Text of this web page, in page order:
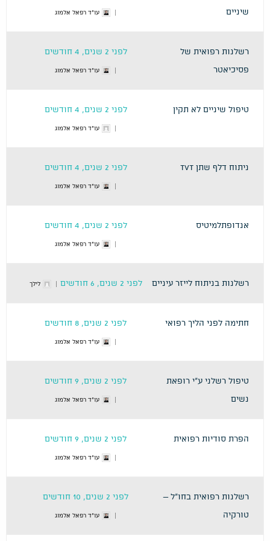
שיניים
עו"ד רפאל אלמוג
רשלנות רפואית של
פסיכיאטר
לפני 2 שנים, 4 חודשים
עו"ד רפאל אלמוג
טיפול שיניים לא תקין לפני 2 שנים, 4 חודשים
עו"ד רפאל אלמוג
ניתוח דלף שתן tvt לפני 2 שנים, 4 חודשים
עו"ד רפאל אלמוג
אנדופתלמיטיס לפני 2 שנים, 4 חודשים
עו"ד רפאל אלמוג
רשלנות בניתוח לייזר עיניים לפני 2 שנים, 6 חודשים לילך
חתימה לפני הליך רפואי לפני 2 שנים, 8 חודשים
עו"ד רפאל אלמוג
טיפול רשלני ע"י רופאת
נשים
לפני 2 שנים, 9 חודשים
עו"ד רפאל אלמוג
הפרת סודיות רפואית לפני 2 שנים, 9 חודשים
עו"ד רפאל אלמוג
רשלנות רפואית בחו"ל –
טורקיה
לפני 2 שנים, 10 חודשים
עו"ד רפאל אלמוג